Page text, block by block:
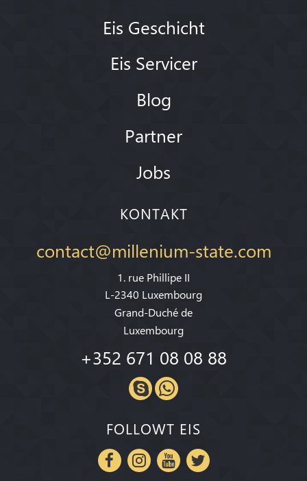
Eis Geschicht
Eis Servicer
Blog
Partner
Jobs
KONTAKT
contact@millenium-state.com
1. rue Phillipe II
L-2340 Luxembourg
Grand-Duché de
Luxembourg
+352 671 08 08 88
FOLLOWT EIS